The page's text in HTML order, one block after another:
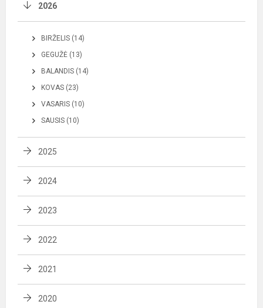
2026
BIRŽELIS (14)
GEGUŽĖ (13)
BALANDIS (14)
KOVAS (23)
VASARIS (10)
SAUSIS (10)
2025
2024
2023
2022
2021
2020